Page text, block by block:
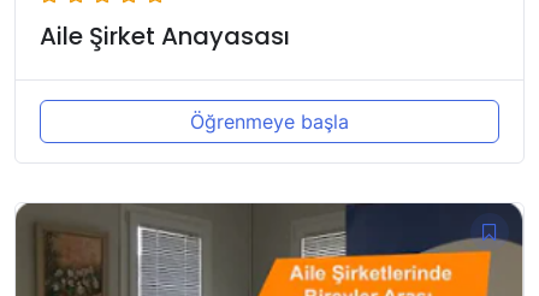
Aile Şirket Anayasası
Öğrenmeye başla